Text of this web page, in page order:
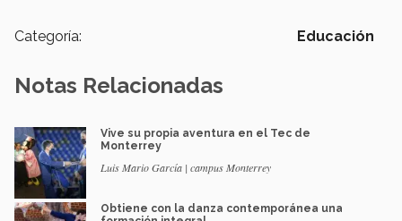
Categoría: Educación
Notas Relacionadas
Vive su propia aventura en el Tec de
Monterrey
Luis Mario García | campus Monterrey
Obtiene con la danza contemporánea una